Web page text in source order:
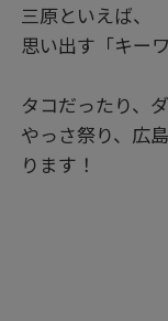
三原といえば、
思い出す「キー
タコだったり、
やっさ祭り、広
ります！